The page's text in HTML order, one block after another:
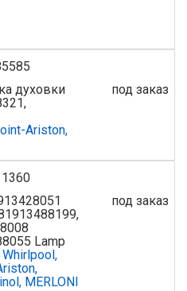
духовки
Ariston,
под заказ
Lamp
Whirlpool,
MERLONI
под заказ